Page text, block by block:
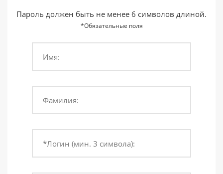
Забыли свой пароль?
Пароль должен быть не менее 6 символов длиной.
*Обязательные поля
Имя:
Фамилия:
*Логин (мин. 3 символа):